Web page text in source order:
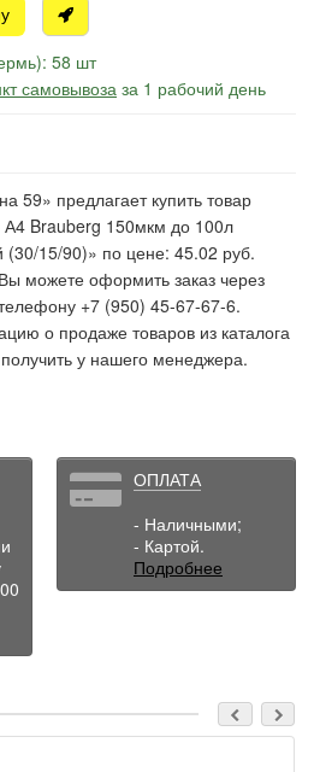
58 шт
самовывоза за 1 рабочий день
59» предлагает купить товар
А4 Brauberg 150мкм до 100л
(30/15/90)» по цене: 45.02 руб.
можете оформить заказ через
+7 (950) 45-67-67-6.
о продаже товаров из каталога
у нашего менеджера.
ОПЛАТА
- Наличными;
- Картой.
Подробнее